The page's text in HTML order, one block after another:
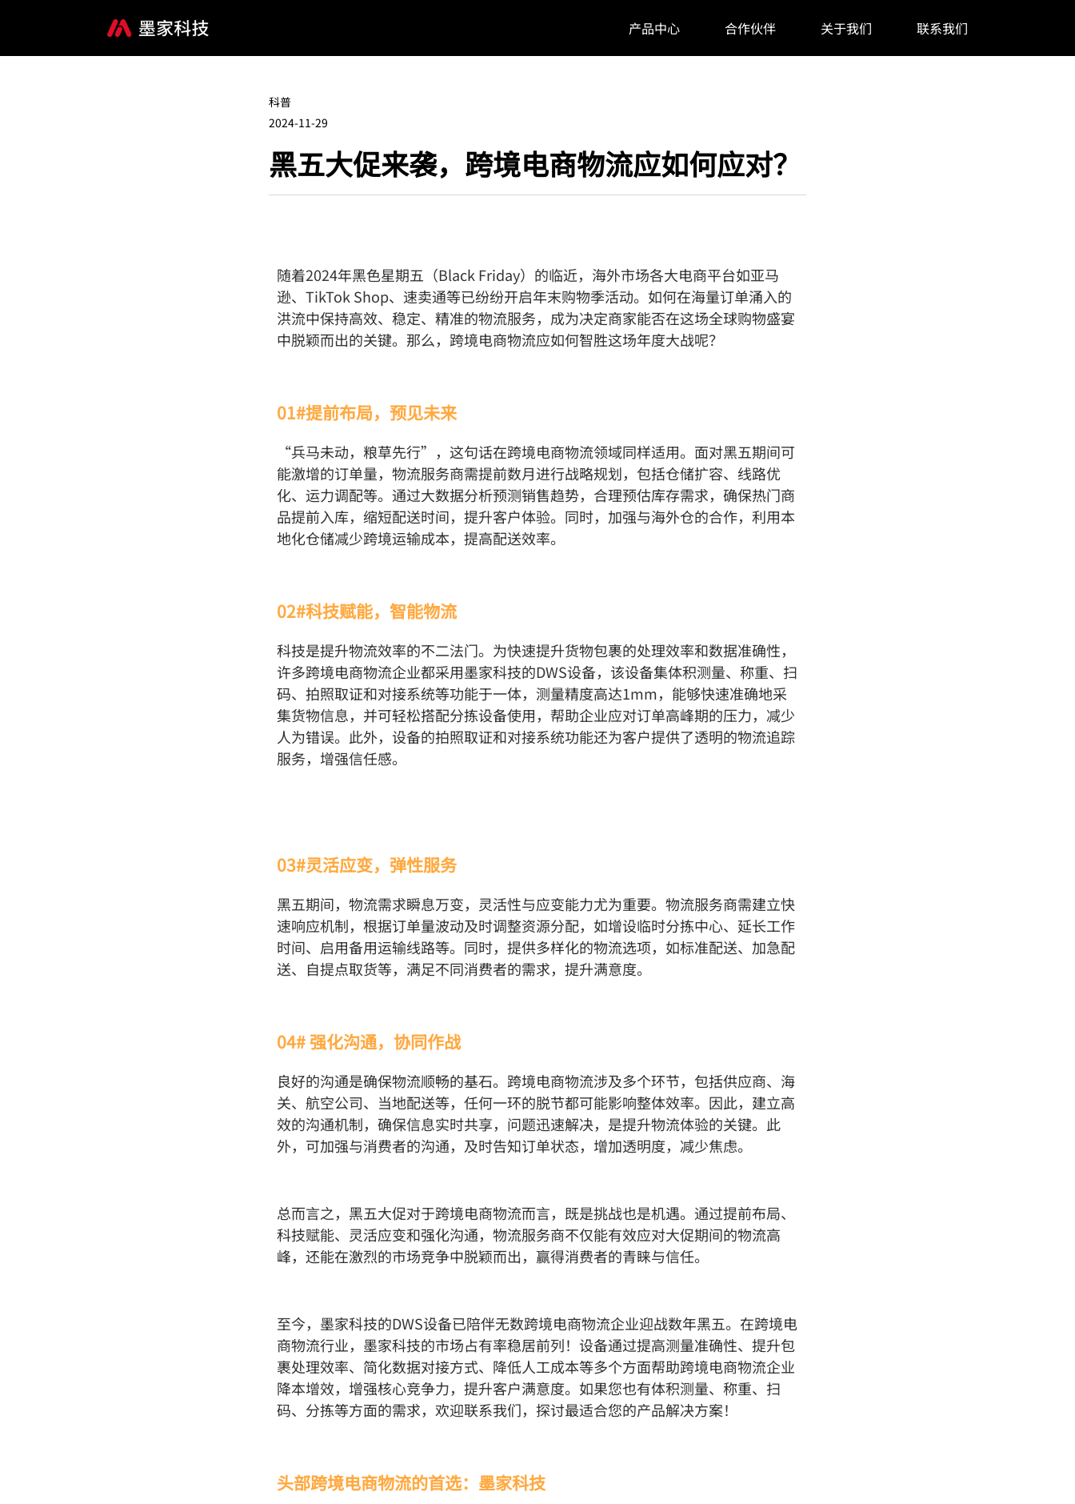
产品中心 合作伙伴 关于我们 联系我们
科普
2024-11-29
黑五大促来袭，跨境电商物流应如何应对？
随着2024年黑色星期五（Black Friday）的临近，海外市场各大电商平台如亚马
逊、TikTok Shop、速卖通等已纷纷开启年末购物季活动。如何在海量订单涌入的
洪流中保持高效、稳定、精准的物流服务，成为决定商家能否在这场全球购物盛宴
中脱颖而出的关键。那么，跨境电商物流应如何智胜这场年度大战呢？
01#提前布局，预见未来
“兵马未动，粮草先行”，这句话在跨境电商物流领域同样适用。面对黑五期间可
能激增的订单量，物流服务商需提前数月进行战略规划，包括仓储扩容、线路优
化、运力调配等。通过大数据分析预测销售趋势，合理预估库存需求，确保热门商
品提前入库，缩短配送时间，提升客户体验。同时，加强与海外仓的合作，利用本
地化仓储减少跨境运输成本，提高配送效率。
02#科技赋能，智能物流
科技是提升物流效率的不二法门。为快速提升货物包裹的处理效率和数据准确性，
许多跨境电商物流企业都采用墨家科技的DWS设备，该设备集体积测量、称重、扫
码、拍照取证和对接系统等功能于一体，测量精度高达1mm，能够快速准确地采
集货物信息，并可轻松搭配分拣设备使用，帮助企业应对订单高峰期的压力，减少
人为错误。此外，设备的拍照取证和对接系统功能还为客户提供了透明的物流追踪
服务，增强信任感。
03#灵活应变，弹性服务
黑五期间，物流需求瞬息万变，灵活性与应变能力尤为重要。物流服务商需建立快
速响应机制，根据订单量波动及时调整资源分配，如增设临时分拣中心、延长工作
时间、启用备用运输线路等。同时，提供多样化的物流选项，如标准配送、加急配
送、自提点取货等，满足不同消费者的需求，提升满意度。
04# 强化沟通，协同作战
良好的沟通是确保物流顺畅的基石。跨境电商物流涉及多个环节，包括供应商、海
关、航空公司、当地配送等，任何一环的脱节都可能影响整体效率。因此，建立高
效的沟通机制，确保信息实时共享，问题迅速解决，是提升物流体验的关键。此
外，可加强与消费者的沟通，及时告知订单状态，增加透明度，减少焦虑。
总而言之，黑五大促对于跨境电商物流而言，既是挑战也是机遇。通过提前布局、
科技赋能、灵活应变和强化沟通，物流服务商不仅能有效应对大促期间的物流高
峰，还能在激烈的市场竞争中脱颖而出，赢得消费者的青睐与信任。
至今，墨家科技的DWS设备已陪伴无数跨境电商物流企业迎战数年黑五。在跨境电
商物流行业，墨家科技的市场占有率稳居前列！设备通过提高测量准确性、提升包
裹处理效率、简化数据对接方式、降低人工成本等多个方面帮助跨境电商物流企业
降本增效，增强核心竞争力，提升客户满意度。如果您也有体积测量、称重、扫
码、分拣等方面的需求，欢迎联系我们，探讨最适合您的产品解决方案！
头部跨境电商物流的首选：墨家科技